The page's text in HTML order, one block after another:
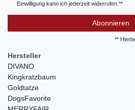
Einwilligung kann ich jederzeit widerrufen.**
Abonnieren
**
Hersteller
DIVANO
Kingkratzbaum
Goldtatze
DogsFavorite